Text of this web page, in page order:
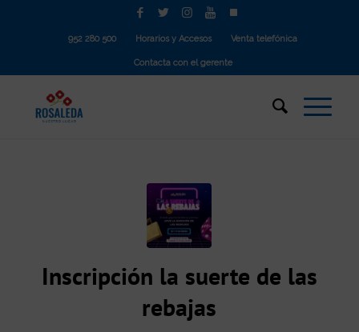
952 280 500 Horarios y Accesos Venta telefónica
Contacta con el gerente
Inscripción la suerte de las
rebajas